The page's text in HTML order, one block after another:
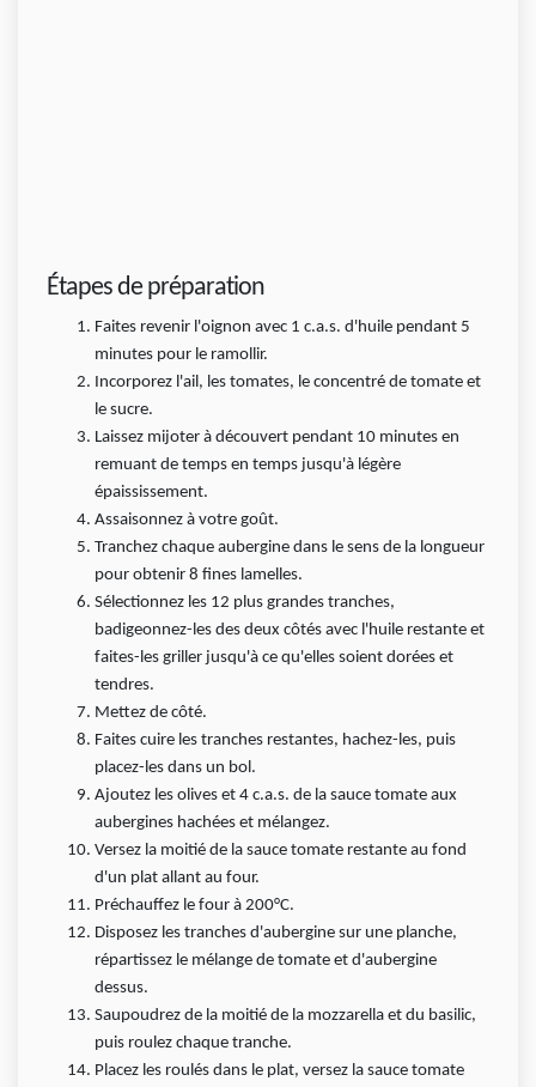
Étapes de préparation
Faites revenir l'oignon avec 1 c.a.s. d'huile pendant 5
minutes pour le ramollir.
Incorporez l'ail, les tomates, le concentré de tomate et
le sucre.
Laissez mijoter à découvert pendant 10 minutes en
remuant de temps en temps jusqu'à légère
épaississement.
Assaisonnez à votre goût.
Tranchez chaque aubergine dans le sens de la longueur
pour obtenir 8 fines lamelles.
Sélectionnez les 12 plus grandes tranches,
badigeonnez-les des deux côtés avec l'huile restante et
faites-les griller jusqu'à ce qu'elles soient dorées et
tendres.
Mettez de côté.
Faites cuire les tranches restantes, hachez-les, puis
placez-les dans un bol.
Ajoutez les olives et 4 c.a.s. de la sauce tomate aux
aubergines hachées et mélangez.
Versez la moitié de la sauce tomate restante au fond
d'un plat allant au four.
Préchauffez le four à 200°C.
Disposez les tranches d'aubergine sur une planche,
répartissez le mélange de tomate et d'aubergine
dessus.
Saupoudrez de la moitié de la mozzarella et du basilic,
puis roulez chaque tranche.
Placez les roulés dans le plat, versez la sauce tomate